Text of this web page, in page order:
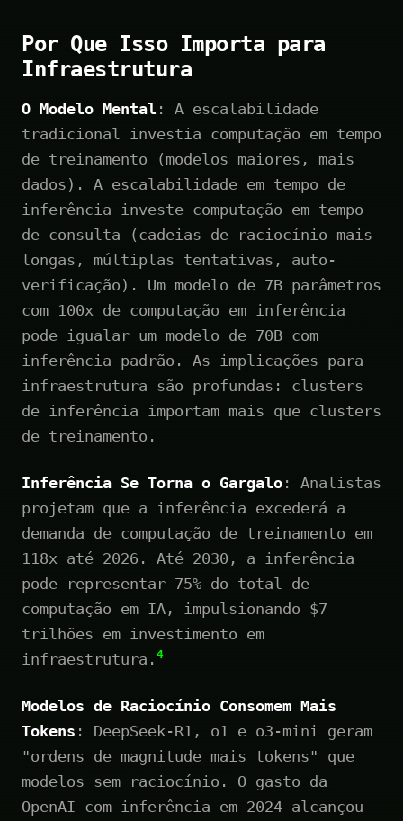
Por Que Isso Importa para
Infraestrutura
O Modelo Mental : A escalabilidade
tradicional investia computação em tempo
de treinamento (modelos maiores, mais
dados). A escalabilidade em tempo de
inferência investe computação em tempo
de consulta (cadeias de raciocínio mais
longas, múltiplas tentativas, auto-
verificação). Um modelo de 7B parâmetros
com 100x de computação em inferência
pode igualar um modelo de 70B com
inferência padrão. As implicações para
infraestrutura são profundas: clusters
de inferência importam mais que clusters
de treinamento.
Inferência Se Torna o Gargalo : Analistas
projetam que a inferência excederá a
demanda de computação de treinamento em
118x até 2026. Até 2030, a inferência
pode representar 75% do total de
computação em IA, impulsionando $7
trilhões em investimento em
infraestrutura. 4
Modelos de Raciocínio Consomem Mais
Tokens : DeepSeek-R1, o1 e o3-mini geram
"ordens de magnitude mais tokens" que
modelos sem raciocínio. O gasto da
OpenAI com inferência em 2024 alcançou